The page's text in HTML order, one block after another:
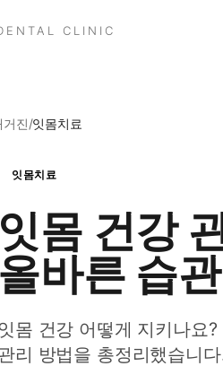
CLINIC
거진/잇몸치료
잇몸치료
잇몸 건강
올바른 습관
몸 건강 어떻게 지키나요
리 방법을 총정리했습니